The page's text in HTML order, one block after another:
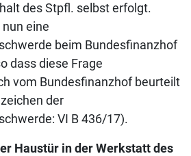
des Stpfl. selbst erfolgt.
eine
beim Bundesfinanzhof
dass diese Frage
vom Bundesfinanzhof beurteilt
der
VI B 436/17).
Haustür in der Werkstatt des